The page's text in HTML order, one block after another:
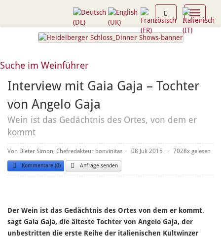
Suche im Weinführer
Interview mit Gaia Gaja – Tochter
von Angelo Gaja
Wein ist das Gedächtnis des Ortes, von dem er
kommt
Von Dieter Simon, Chefredakteur bonvinitas · 08 Juli 2015 · 7028
Kommentare (0) Anfrage senden
Der Wein ist das Gedächtnis des Ortes von dem er kommt,
sagt Gaia Gaja, die älteste Tochter von Angelo Gaja, der
unbestritten die erste Reihe der italienischen Kultwinzer
Toggle